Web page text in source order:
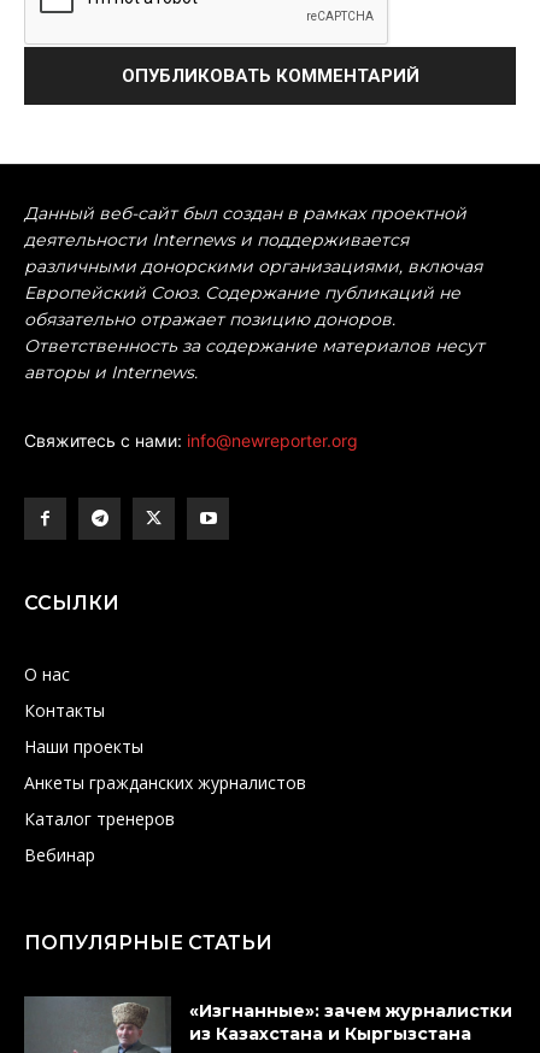
Данный веб-сайт был создан в рамках проектной
деятельности Internews и поддерживается
различными донорскими организациями, включая
Европейский Союз. Содержание публикаций не
обязательно отражает позицию доноров.
Ответственность за содержание материалов несут
авторы и Internews.
Свяжитесь с нами: info@newreporter.org
ССЫЛКИ
О нас
Контакты
Наши проекты
Анкеты гражданских журналистов
Каталог тренеров
Вебинар
ПОПУЛЯРНЫЕ СТАТЬИ
«Изгнанные»: зачем журналистки
из Казахстана и Кыргызстана